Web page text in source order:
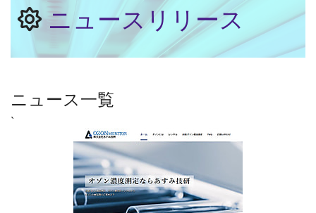
ニュースリリース
ニュース一覧
`